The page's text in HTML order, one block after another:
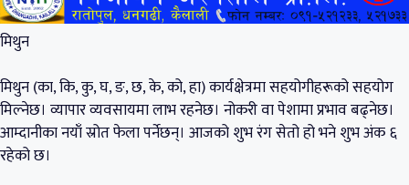
मिथुन
मिथुन (का, कि, कु, घ, ङ, छ, के, को, हा) कार्यक्षेत्रमा सहयोगीहरूको सहयोग
मिल्नेछ। व्यापार व्यवसायमा लाभ रहनेछ। नोकरी वा पेशामा प्रभाव बढ्नेछ।
आम्दानीका नयाँ स्रोत फेला पर्नेछन्। आजको शुभ रंग सेतो हो भने शुभ अंक ६
रहेको छ।